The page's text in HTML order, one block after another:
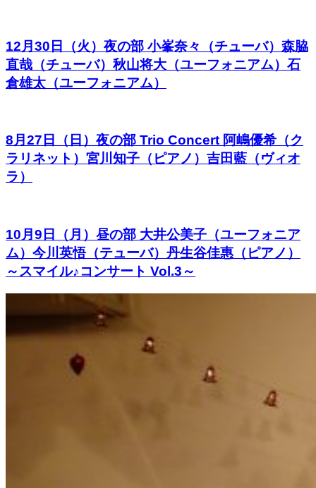
12月30日（火）夜の部 小峯奈々（チューバ）森脇
直哉（チューバ）秋山将大（ユーフォニアム）石
倉雄太（ユーフォニアム）
8月27日（日）夜の部 Trio Concert 阿嶋優希（ク
ラリネット）宮川知子（ピアノ）吉田藍（ヴィオ
ラ）
10月9日（月）昼の部 大井公美子（ユーフォニア
ム）今川英悟（テューバ）丹生谷佳惠（ピアノ）
～スマイル♪コンサート Vol.3～